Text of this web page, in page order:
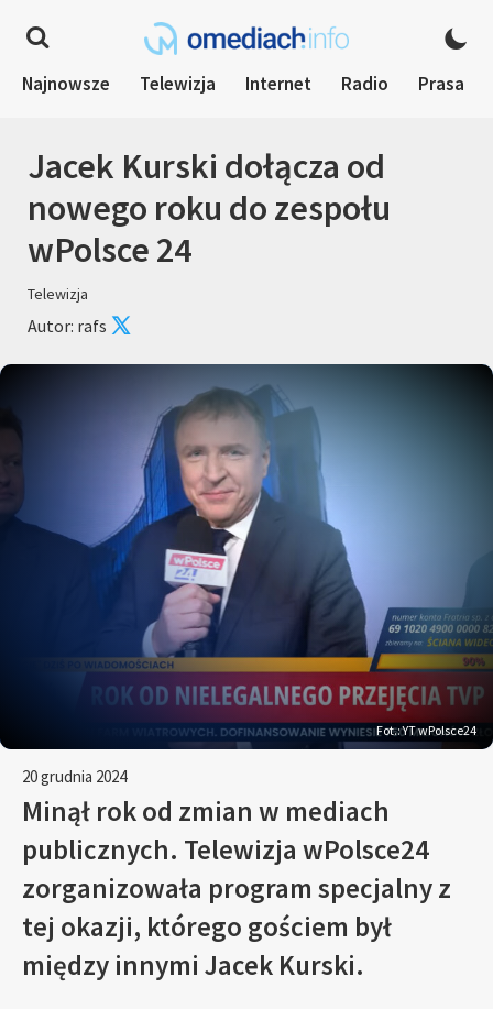
Najnowsze Telewizja Internet Radio Prasa
Jacek Kurski dołącza od
nowego roku do zespołu
wPolsce 24
Telewizja
Autor: rafs
Fot.: YT wPolsce24
20 grudnia 2024
Minął rok od zmian w mediach
publicznych. Telewizja wPolsce24
zorganizowała program specjalny z
tej okazji, którego gościem był
między innymi Jacek Kurski.